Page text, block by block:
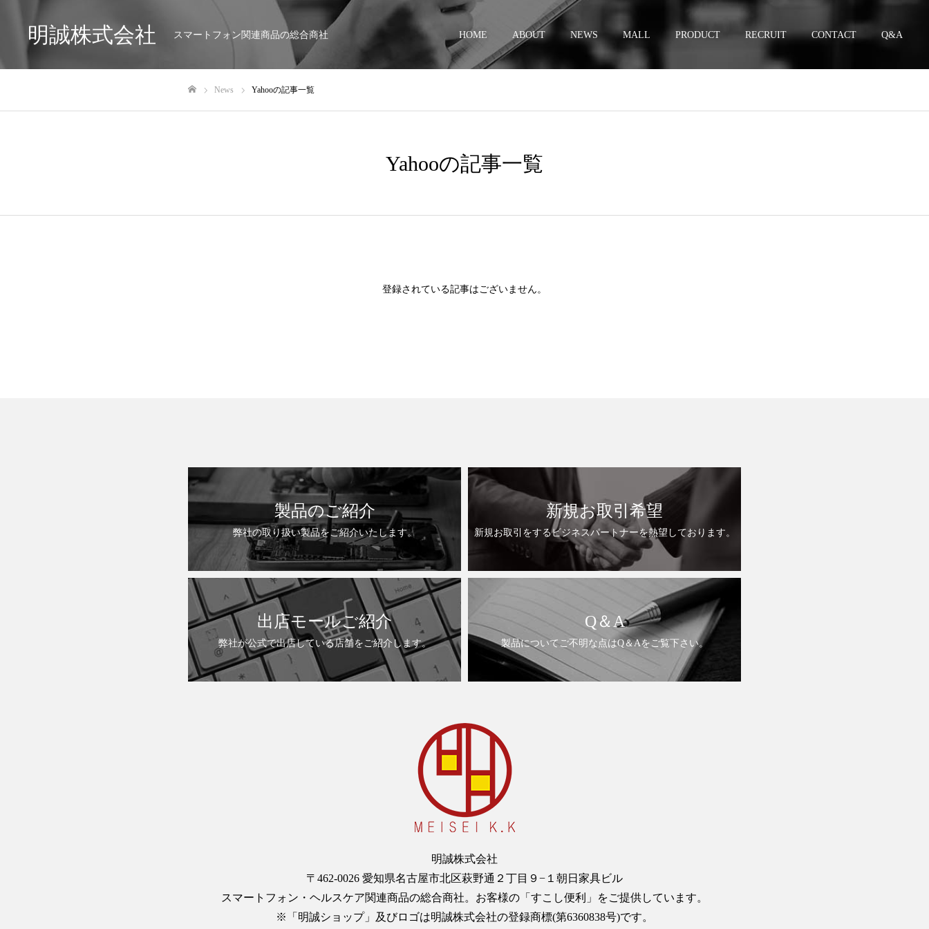
明誠株式会社 スマートフォン関連商品の総合商社 HOME ABOUT NEWS MALL PRODUCT RECRUIT CONTACT Q&A
News Yahooの記事一覧
Yahooの記事一覧
登録されている記事はございません。
製品のご紹介
弊社の取り扱い製品をご紹介いたします。
新規お取引希望
新規お取引をするビジネスパートナーを熱望しております。
出店モールご紹介
弊社が公式で出店している店舗をご紹介します。
Q＆A
製品についてご不明な点はQ＆Aをご覧下さい。
明誠株式会社
〒462-0026 愛知県名古屋市北区萩野通２丁目９−１朝日家具ビル
スマートフォン・ヘルスケア関連商品の総合商社。お客様の「すこし便利」をご提供しています。
※「明誠ショップ」及びロゴは明誠株式会社の登録商標(第6360838号)です。